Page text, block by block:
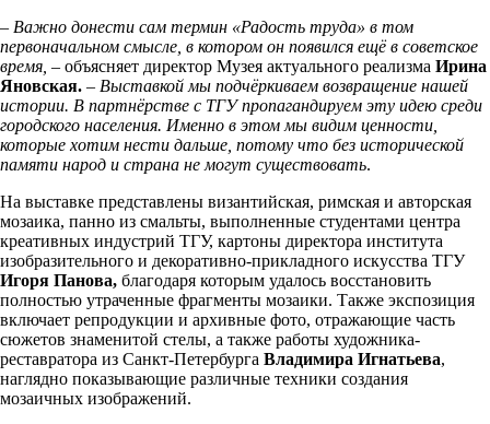
– Важно донести сам термин «Радость труда» в том
первоначальном смысле, в котором он появился ещё в советское
время, – объясняет директор Музея актуального реализма Ирина
Яновская. – Выставкой мы подчёркиваем возвращение нашей
истории. В партнёрстве с ТГУ пропагандируем эту идею среди
городского населения. Именно в этом мы видим ценности,
которые хотим нести дальше, потому что без исторической
памяти народ и страна не могут существовать.
На выставке представлены византийская, римская и авторская
мозаика, панно из смальты, выполненные студентами центра
креативных индустрий ТГУ, картоны директора института
изобразительного и декоративно-прикладного искусства ТГУ
Игоря Панова, благодаря которым удалось восстановить
полностью утраченные фрагменты мозаики. Также экспозиция
включает репродукции и архивные фото, отражающие часть
сюжетов знаменитой стелы, а также работы художника-
реставратора из Санкт-Петербурга Владимира Игнатьева,
наглядно показывающие различные техники создания
мозаичных изображений.